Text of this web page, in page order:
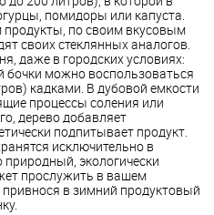
помидоры или капуста.
по своим вкусовым
своих стеклянных аналогов.
даже в городских условиях:
бочки можно воспользоваться
кадками. В дубовой емкости
процессы соления или
дерево добавляет
подпитывает продукт.
исключительно в
экологически
прослужить в вашем
привнося в зимний продуктовый